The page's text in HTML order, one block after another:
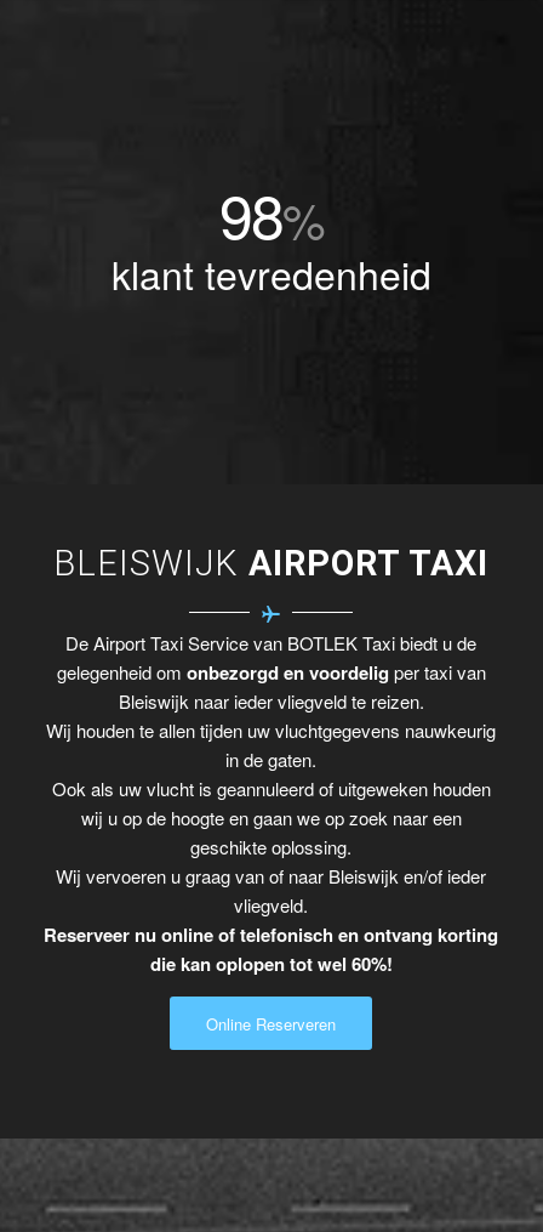
98%
klant tevredenheid
BLEISWIJKAIRPORT TAXI
De Airport Taxi Service van BOTLEK Taxi biedt u de
gelegenheid om onbezorgd en voordelig per taxi van
Bleiswijk naar ieder vliegveld te reizen.
Wij houden te allen tijden uw vluchtgegevens nauwkeurig
in de gaten.
Ook als uw vlucht is geannuleerd of uitgeweken houden
wij u op de hoogte en gaan we op zoek naar een
geschikte oplossing.
Wij vervoeren u graag van of naar Bleiswijk en/of ieder
vliegveld.
Reserveer nu online of telefonisch en ontvang korting
die kan oplopen tot wel 60%!
Online Reserveren